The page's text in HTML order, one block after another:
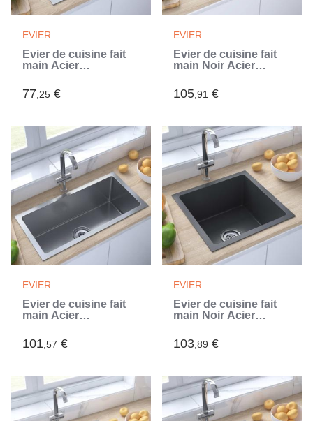
EVIER
Évier de cuisine fait
main Acier
77,25 €
EVIER
Évier de cuisine fait
main Noir Acier
105,91 €
EVIER
Évier de cuisine fait
main Acier
101,57 €
EVIER
Évier de cuisine fait
main Noir Acier
103,89 €